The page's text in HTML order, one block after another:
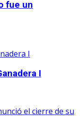
fue un
I